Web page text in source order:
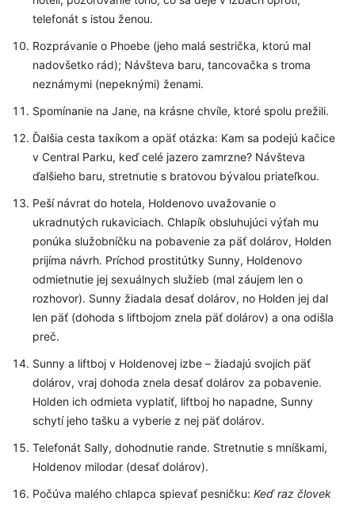
telefonát s istou ženou.
Rozprávanie o Phoebe (jeho malá sestrička, ktorú mal
nadovšetko rád); Návšteva baru, tancovačka s troma
neznámymi (nepeknými) ženami.
Spomínanie na Jane, na krásne chvíle, ktoré spolu prežili.
Ďalšia cesta taxíkom a opäť otázka: Kam sa podejú kačice
v Central Parku, keď celé jazero zamrzne? Návšteva
ďalšieho baru, stretnutie s bratovou bývalou priateľkou.
Peší návrat do hotela, Holdenovo uvažovanie o
ukradnutých rukaviciach. Chlapík obsluhujúci výťah mu
ponúka služobníčku na pobavenie za päť dolárov, Holden
prijíma návrh. Príchod prostitútky Sunny, Holdenovo
odmietnutie jej sexuálnych služieb (mal záujem len o
rozhovor). Sunny žiadala desať dolárov, no Holden jej dal
len päť (dohoda s liftbojom znela päť dolárov) a ona odišla
preč.
Sunny a liftboj v Holdenovej izbe – žiadajú svojich päť
dolárov, vraj dohoda znela desať dolárov za pobavenie.
Holden ich odmieta vyplatiť, liftboj ho napadne, Sunny
schytí jeho tašku a vyberie z nej päť dolárov.
Telefonát Sally, dohodnutie rande. Stretnutie s mníškami,
Holdenov milodar (desať dolárov).
Počúva malého chlapca spievať pesničku: Keď raz človek